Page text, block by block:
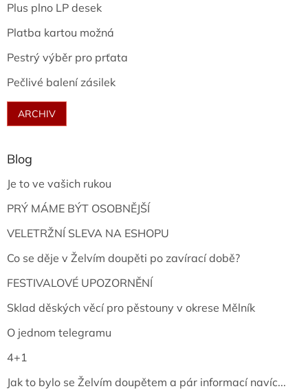
Plus plno LP desek
Platba kartou možná
Pestrý výběr pro prťata
Pečlivé balení zásilek
ARCHIV
Blog
Je to ve vašich rukou
PRÝ MÁME BÝT OSOBNĚJŠÍ
VELETRŽNÍ SLEVA NA ESHOPU
Co se děje v Želvím doupěti po zavírací době?
FESTIVALOVÉ UPOZORNĚNÍ
Sklad děských věcí pro pěstouny v okrese Mělník
O jednom telegramu
4+1
Jak to bylo se Želvím doupětem a pár informací navíc...